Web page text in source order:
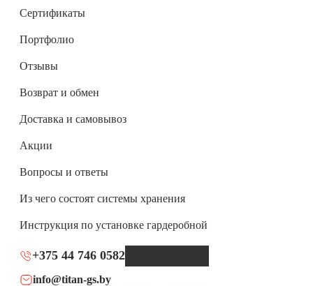
Сертификаты
Портфолио
Отзывы
Возврат и обмен
Доставка и самовывоз
Акции
Вопросы и ответы
Из чего состоят системы хранения
Инструкция по установке гардеробной
+375 44 746 0582
info@titan-gs.by